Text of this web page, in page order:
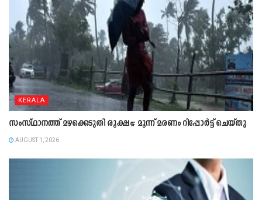
KERALA
സംസ്ഥാനത്ത് മഴക്കെടുതി രൂക്ഷം; മൂന്ന് മരണം റിപ്പോർട്ട് ചെയ്തു
AUGUST 1, 2026